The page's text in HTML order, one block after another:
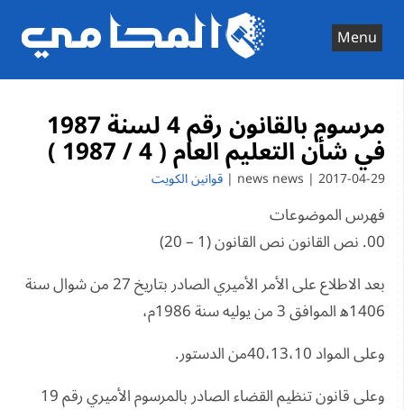
content
Menu
مرسوم بالقانون رقم 4 لسنة 1987
في شأن التعليم العام ( 4 / 1987 )
2017-04-29 | news news | قوانين الكويت
فهرس الموضوعات
00. نص القانون نص القانون (1 – 20)
بعد الاطلاع على الأمر الأميري الصادر بتاريخ 27 من شوال سنة
1406ﻫ الموافق 3 من يوليه سنة 1986م،
وعلى المواد 40،13،10من الدستور.
وعلى قانون تنظيم القضاء الصادر بالمرسوم الأميري رقم 19